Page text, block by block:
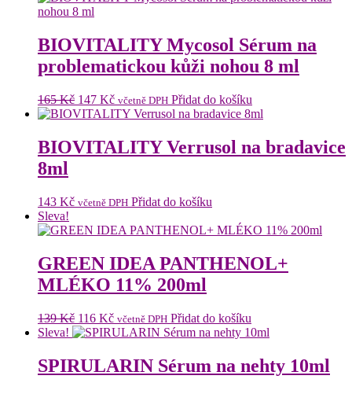
BIOVITALITY Mycosol Sérum na
problematickou kůži nohou 8 ml
165Kč Původní
cena
165 Kč.
147 KčAktuální
cena
147 Kč.
včetně DPH Přidat do košíku
BIOVITALITY Verrusol na bradavice
8ml
143 Kč včetně DPH Přidat do košíku
Sleva!
GREEN IDEA PANTHENOL+
MLÉKO 11% 200ml
139Kč Původní
cena
139 Kč.
116 KčAktuální
cena
116 Kč.
včetně DPH Přidat do košíku
Sleva!
SPIRULARIN Sérum na nehty 10ml